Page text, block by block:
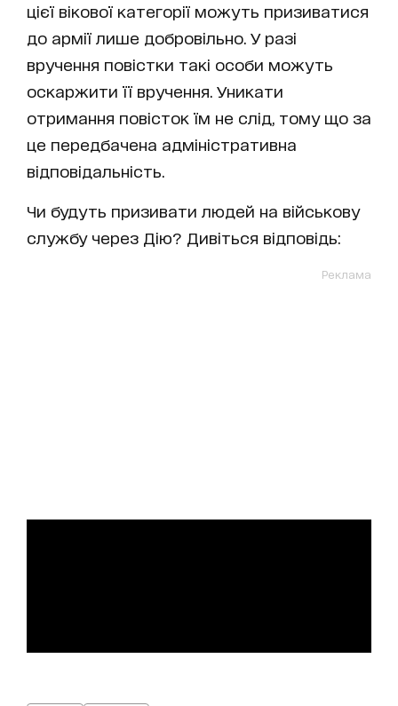
цієї вікової категорії можуть призиватися
до армії лише добровільно. У разі
вручення повістки такі особи можуть
оскаржити її вручення. Уникати
отримання повісток їм не слід, тому що за
це передбачена адміністративна
відповідальність.
Чи будуть призивати людей на військову
службу через Дію? Дивіться відповідь:
Реклама